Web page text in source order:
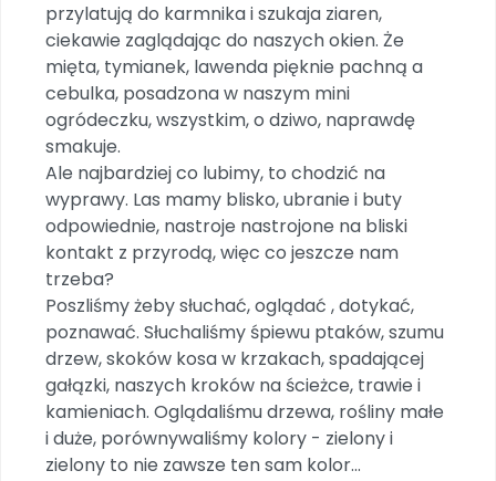
Przy zamówieniu prenumeraty
Zaplanuj rok przedszkolny
Materiały na nowy rok
Archiwalne numery
Pomoc
Zapowiedzi
Polecamy
Promocje
Promowanie czytelnictwa
przylatują do karmnika i szukaja ziaren,
ciekawie zaglądając do naszych okien. Że
mięta, tymianek, lawenda pięknie pachną a
cebulka, posadzona w naszym mini
ogródeczku, wszystkim, o dziwo, naprawdę
smakuje.
Ale najbardziej co lubimy, to chodzić na
wyprawy. Las mamy blisko, ubranie i buty
odpowiednie, nastroje nastrojone na bliski
kontakt z przyrodą, więc co jeszcze nam
trzeba?
Poszliśmy żeby słuchać, oglądać , dotykać,
poznawać. Słuchaliśmy śpiewu ptaków, szumu
drzew, skoków kosa w krzakach, spadającej
gałązki, naszych kroków na ścieżce, trawie i
kamieniach. Oglądaliśmu drzewa, rośliny małe
i duże, porównywaliśmy kolory - zielony i
zielony to nie zawsze ten sam kolor...